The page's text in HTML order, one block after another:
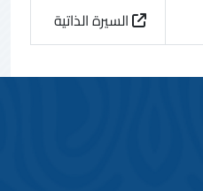
السيرة الذاتية